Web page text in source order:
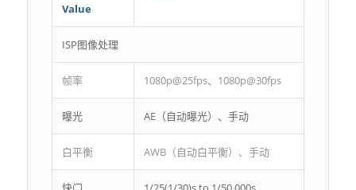
Value
ISP图像处理
帧率 1080p@25fps、1080p@30fps
曝光 AE（自动曝光）、手动
白平衡 AWB（自动白平衡）、手动